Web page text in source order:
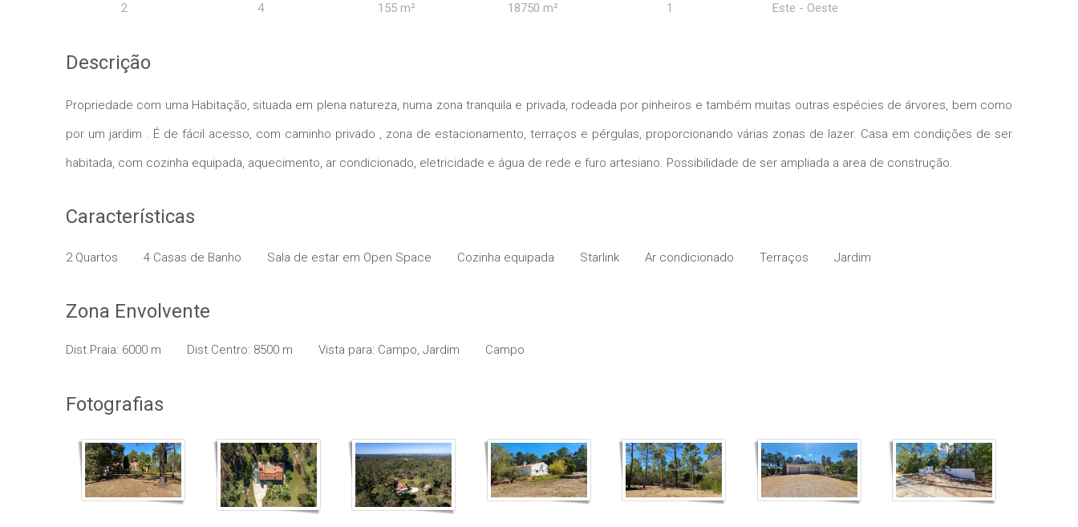
2 4 155 m² 18750 m² 1 Este - Oeste
Descrição
Propriedade com uma Habitação, situada em plena natureza, numa zona tranquila e privada, rodeada por pinheiros e também muitas outras espécies de árvores, bem como
por um jardim . É de fácil acesso, com caminho privado , zona de estacionamento, terraços e pérgulas, proporcionando várias zonas de lazer. Casa em condições de ser
habitada, com cozinha equipada, aquecimento, ar condicionado, eletricidade e água de rede e furo artesiano. Possibilidade de ser ampliada a area de construção.
Características
2 Quartos 4 Casas de Banho Sala de estar em Open Space Cozinha equipada Starlink Ar condicionado Terraços Jardim
Zona Envolvente
Dist.Praia: 6000 m Dist.Centro: 8500 m Vista para: Campo, Jardim Campo
Fotografias